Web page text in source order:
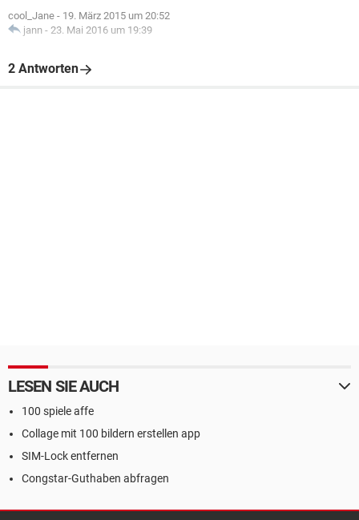
cool_Jane - 19. März 2015 um 20:52
jann - 23. Mai 2016 um 19:39
2 Antworten
LESEN SIE AUCH
100 spiele affe
Collage mit 100 bildern erstellen app
SIM-Lock entfernen
Congstar-Guthaben abfragen